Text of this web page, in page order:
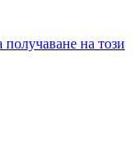
на този